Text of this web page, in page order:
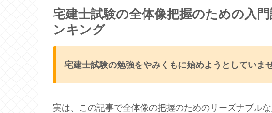
宅建士試験の全体像把握のための入
ンキング
宅建士試験の勉強をやみくもに始めようとしていま
実は、この記事で全体像の把握のためのリーズナブル